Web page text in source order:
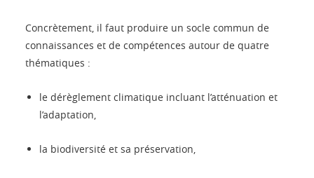
Concrètement, il faut produire un socle commun de
connaissances et de compétences autour de quatre
thématiques :
le dérèglement climatique incluant l’atténuation et
l’adaptation,
la biodiversité et sa préservation,